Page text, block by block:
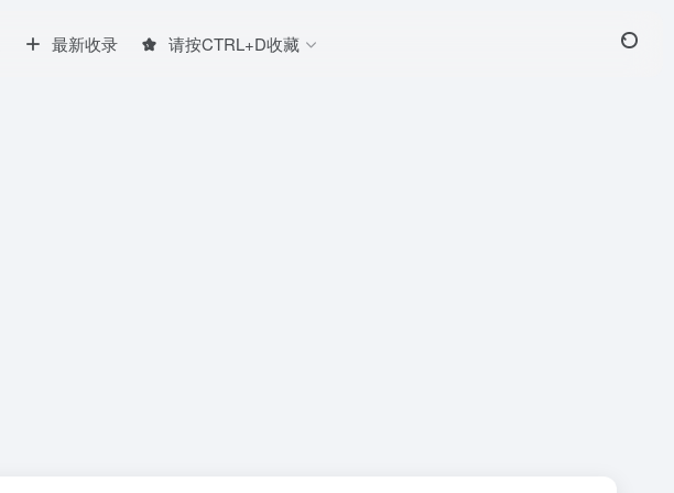
最新收录 请按CTRL+D收藏